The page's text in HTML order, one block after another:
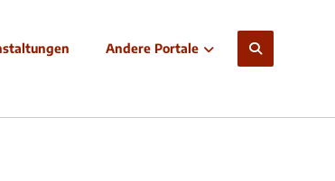
Andere Portale